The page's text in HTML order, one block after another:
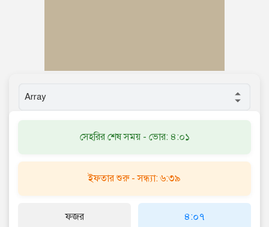
সেহরির শেষ সময় - ভোর: ৪:০১
ইফতার শুরু - সন্ধ্যা: ৬:৩৯
ফজর ৪:০৭